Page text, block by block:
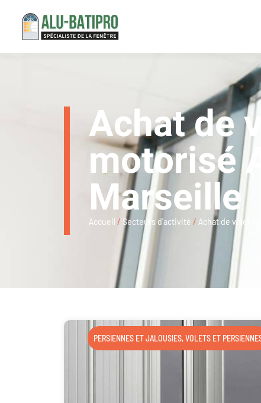
Achat de
motorisé
Marseille
Accueil / Secteurs d'activité / Achat de volet
PERSIENNES ET JALOUSIES,VOLETS ET